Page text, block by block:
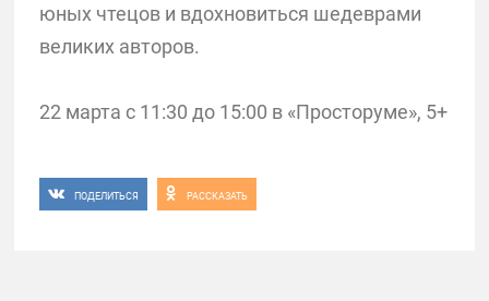
юных чтецов и вдохновиться шедеврами
великих авторов.
22 марта с 11:30 до 15:00 в «Просторуме», 5+
ПОДЕЛИТЬСЯ РАССКАЗАТЬ